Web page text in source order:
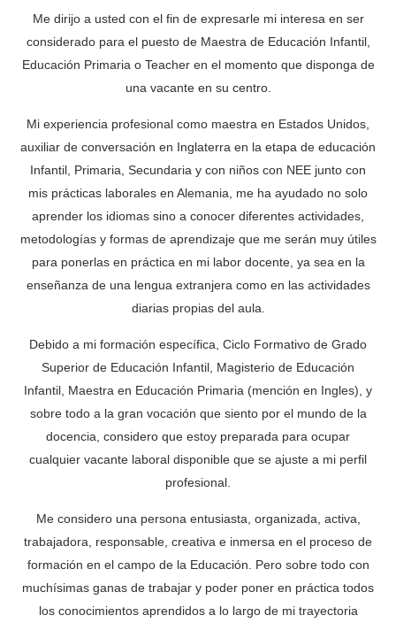
Me dirijo a usted con el fin de expresarle mi interesa en ser
considerado para el puesto de Maestra de Educación Infantil,
Educación Primaria o Teacher en el momento que disponga de
una vacante en su centro.
Mi experiencia profesional como maestra en Estados Unidos,
auxiliar de conversación en Inglaterra en la etapa de educación
Infantil, Primaria, Secundaria y con niños con NEE junto con
mis prácticas laborales en Alemania, me ha ayudado no solo
aprender los idiomas sino a conocer diferentes actividades,
metodologías y formas de aprendizaje que me serán muy útiles
para ponerlas en práctica en mi labor docente, ya sea en la
enseñanza de una lengua extranjera como en las actividades
diarias propias del aula.
Debido a mi formación específica, Ciclo Formativo de Grado
Superior de Educación Infantil, Magisterio de Educación
Infantil, Maestra en Educación Primaria (mención en Ingles), y
sobre todo a la gran vocación que siento por el mundo de la
docencia, considero que estoy preparada para ocupar
cualquier vacante laboral disponible que se ajuste a mi perfil
profesional.
Me considero una persona entusiasta, organizada, activa,
trabajadora, responsable, creativa e inmersa en el proceso de
formación en el campo de la Educación. Pero sobre todo con
muchísimas ganas de trabajar y poder poner en práctica todos
los conocimientos aprendidos a lo largo de mi trayectoria